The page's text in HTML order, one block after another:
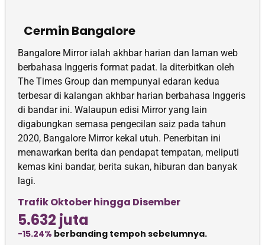
Cermin Bangalore
Bangalore Mirror ialah akhbar harian dan laman web
berbahasa Inggeris format padat. Ia diterbitkan oleh
The Times Group dan mempunyai edaran kedua
terbesar di kalangan akhbar harian berbahasa Inggeris
di bandar ini. Walaupun edisi Mirror yang lain
digabungkan semasa pengecilan saiz pada tahun
2020, Bangalore Mirror kekal utuh. Penerbitan ini
menawarkan berita dan pendapat tempatan, meliputi
kemas kini bandar, berita sukan, hiburan dan banyak
lagi.
Trafik Oktober hingga Disember
5.632 juta
-15.24% berbanding tempoh sebelumnya.